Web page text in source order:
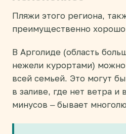
Пляжи этого региона,
преимущественно
В Арголиде (область
нежели курортами) можно
всей семьей. Это могут
в заливе, где нет ветра
минусов – бывает